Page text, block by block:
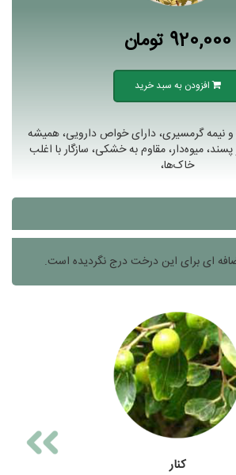
920,000 تومان
افزودن به سبد خرید
نیمه گرمسیری، دارای خواص دارویی، همیشه
پسند، میوه‌دار، مقاوم به خشکی، سازگار با اغلب
خاک‌ها،
ای برای این درخت درج نگردیده است.
کنار